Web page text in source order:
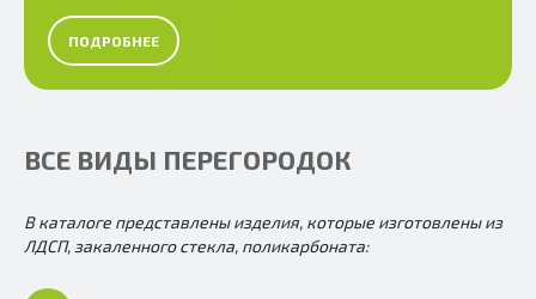
ПОДРОБНЕЕ
ВСЕ ВИДЫ ПЕРЕГОРОДОК
В каталоге представлены изделия, которые изготовлены из
ЛДСП, закаленного стекла, поликарбоната: